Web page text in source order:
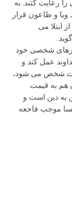
رعایت کنند. به
و طاعون قرار
ابتلا می
شخصی خود
عمل کند و
شخص می شود،
هم به قیمت
به دین است و
موجب فاجعه